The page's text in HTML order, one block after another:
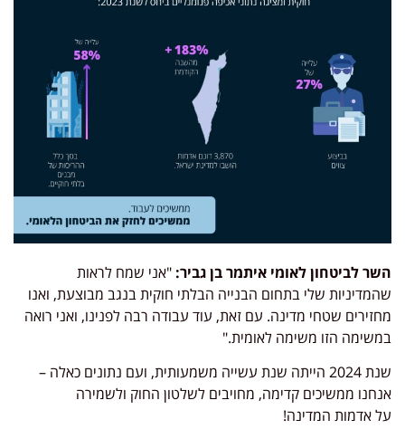
השר לביטחון לאומי איתמר בן גביר: "אני שמח לראות
שהמדיניות שלי בתחום הבנייה הבלתי חוקית בנגב מבוצעת, ואנו
מחזירים שטחי מדינה. עם זאת, עוד עבודה רבה לפנינו, ואני רואה
במשימה הזו משימה לאומית."
שנת 2024 הייתה שנת עשייה משמעותית, ועם נתונים כאלה –
אנחנו ממשיכים קדימה, מחויבים לשלטון החוק ולשמירה
על אדמות המדינה!